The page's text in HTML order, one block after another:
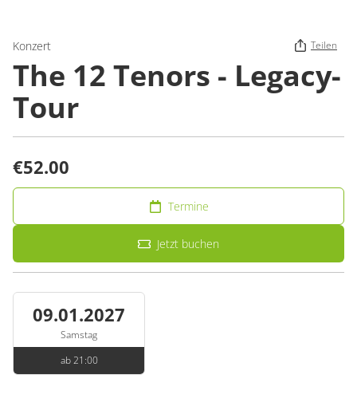
Konzert Teilen
The 12 Tenors - Legacy-
Tour
€52.00
Termine
Jetzt buchen
09.01.2027
Samstag
ab 21:00